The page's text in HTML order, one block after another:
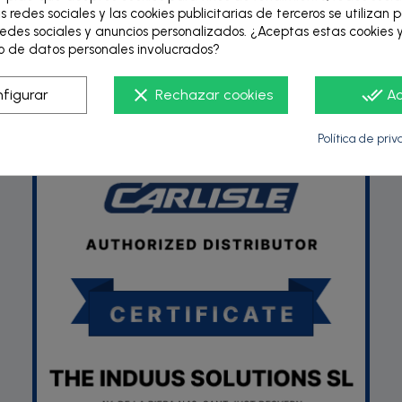
redes sociales y las cookies publicitarias de terceros se utilizan
sociales y anuncios personalizados. ¿Aceptas estas cookies
de datos personales involucrados?
done_all
clear Rechazar cookies
Política de